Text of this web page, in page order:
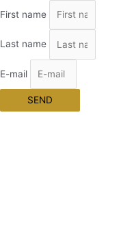
First name
Last name
E-mail
SEND